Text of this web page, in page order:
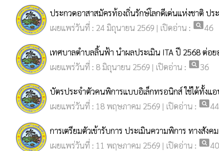
ประกวดอาสาสมัครท้องถิ่นรักษ์โลกดีเด่นแห่งชาติ ป
เผยแพร่วันที่ : 24 มิถุนายน 2569 | เปิดอ่าน : pageview46
เทศบาลตำบลลิ้นฟ้า นำผลประเมิน ITA ปี 2568 ต่อ
เผยแพร่วันที่ : 8 มิถุนายน 2569 | เปิดอ่าน : pageview36
บัตรประจำตัวคนพิการแบบอิเล็กทรอนิกส์ ใช้ได้ทั้งแ
เผยแพร่วันที่ : 18 พฤษภาคม 2569 | เปิดอ่าน : pageview44
การเตรียมตัวเข้ารับการ ประเมินความพิการ ทางสั
เผยแพร่วันที่ : 11 พฤษภาคม 2569 | เปิดอ่าน : pageview40